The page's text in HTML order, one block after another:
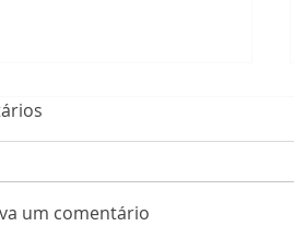
um comentário